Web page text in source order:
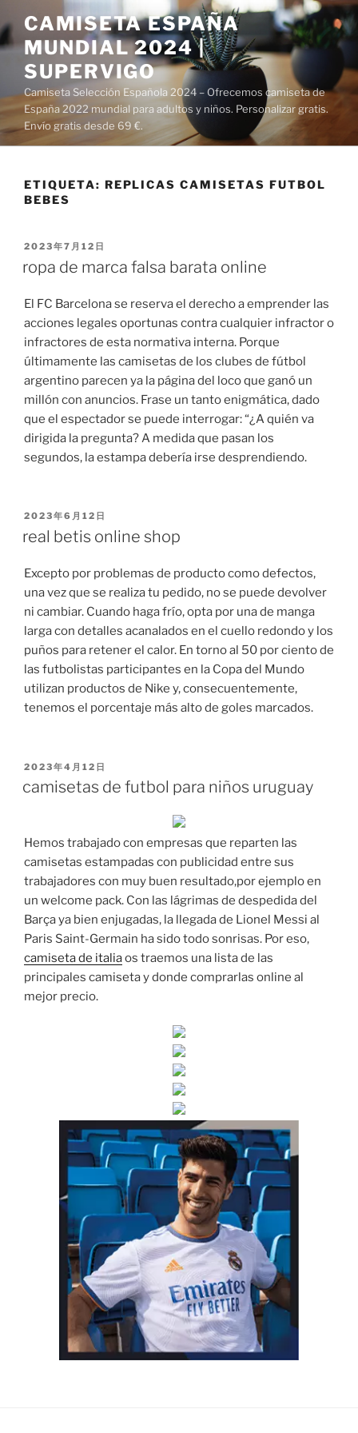
al
contenido
CAMISETA ESPAÑA
MUNDIAL 2024 |
SUPERVIGO
Camiseta Selección Española 2024 – Ofrecemos camiseta de
España 2022 mundial para adultos y niños. Personalizar gratis.
Envío gratis desde 69 €.
ETIQUETA: REPLICAS CAMISETAS FUTBOL
BEBES
PUBLICADO
2023年7月12日
ropa de marca falsa barata online
El FC Barcelona se reserva el derecho a emprender las
acciones legales oportunas contra cualquier infractor o
infractores de esta normativa interna. Porque
últimamente las camisetas de los clubes de fútbol
argentino parecen ya la página del loco que ganó un
millón con anuncios. Frase un tanto enigmática, dado
que el espectador se puede interrogar: “¿A quién va
dirigida la pregunta? A medida que pasan los
segundos, la estampa debería irse desprendiendo.
PUBLICADO
2023年6月12日
real betis online shop
Excepto por problemas de producto como defectos,
una vez que se realiza tu pedido, no se puede devolver
ni cambiar. Cuando haga frío, opta por una de manga
larga con detalles acanalados en el cuello redondo y los
puños para retener el calor. En torno al 50 por ciento de
las futbolistas participantes en la Copa del Mundo
utilizan productos de Nike y, consecuentemente,
tenemos el porcentaje más alto de goles marcados.
PUBLICADO
2023年4月12日
camisetas de futbol para niños uruguay
Hemos trabajado con empresas que reparten las
camisetas estampadas con publicidad entre sus
trabajadores con muy buen resultado,por ejemplo en
un welcome pack. Con las lágrimas de despedida del
Barça ya bien enjugadas, la llegada de Lionel Messi al
Paris Saint-Germain ha sido todo sonrisas. Por eso,
camiseta de italiaos traemos una lista de las
principales camiseta y donde comprarlas online al
mejor precio.